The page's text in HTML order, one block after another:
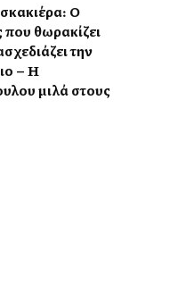
Ο
θωρακίζει
την
– Η
μιλά στους